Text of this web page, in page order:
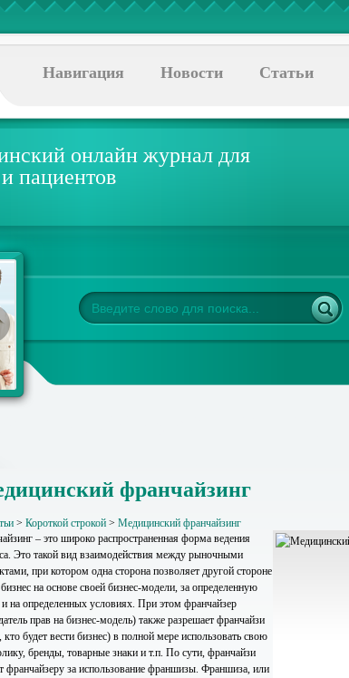
Навигация Новости Статьи
онлайн журнал для
пациентов
франчайзинг
> Короткой строкой > Медицинский франчайзинг
– это широко распространенная форма ведения
Это такой вид взаимодействия между рыночными
при котором одна сторона позволяет другой стороне
на основе своей бизнес-модели, за определенную
и на определенных условиях. При этом франчайзер
прав на бизнес-модель) также разрешает франчайзи
кто будет вести бизнес) в полной мере использовать свою
бренды, товарные знаки и т.п. По сути, франчайзи
франчайзеру за использование франшизы. Франшиза, или